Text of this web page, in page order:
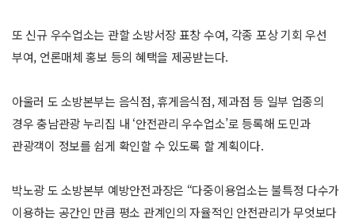
또 신규 우수업소는 관할 소방서장 표창 수여, 각종 포상 기회 우선
부여, 언론매체 홍보 등의 혜택을 제공받는다.
아울러 도 소방본부는 음식점, 휴게음식점, 제과점 등 일부 업종의
경우 충남관광 누리집 내 ‘안전관리 우수업소’로 등록해 도민과
관광객이 정보를 쉽게 확인할 수 있도록 할 계획이다.
박노광 도 소방본부 예방안전과장은 “다중이용업소는 불특정 다수가
이용하는 공간인 만큼 평소 관계인의 자율적인 안전관리가 무엇보다